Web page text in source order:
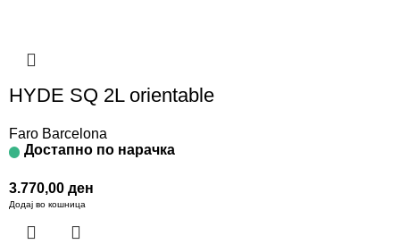
HYDE SQ 2L orientable
Faro Barcelona
Достапно по нарачка
3.770,00 ден
Додај во кошница